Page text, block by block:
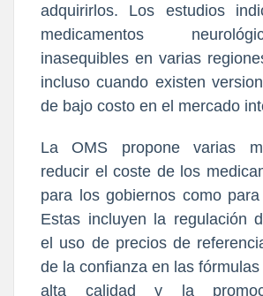
adquirirlos. Los estudios
medicamentos
inasequibles en varias
incluso cuando existen
de bajo costo en el mercado
La OMS propone varias
reducir el coste de los
para los gobiernos como
Estas incluyen la regulación
el uso de precios de
de la confianza en las
alta calidad y la